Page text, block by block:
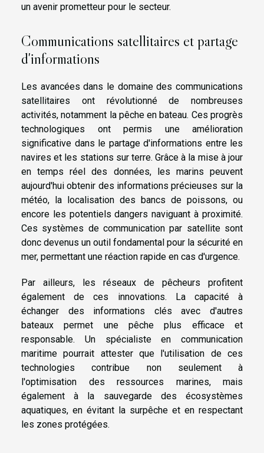
un avenir prometteur pour le secteur.
Communications satellitaires et partage
d'informations
Les avancées dans le domaine des communications
satellitaires ont révolutionné de nombreuses
activités, notamment la pêche en bateau. Ces progrès
technologiques ont permis une amélioration
significative dans le partage d'informations entre les
navires et les stations sur terre. Grâce à la mise à jour
en temps réel des données, les marins peuvent
aujourd'hui obtenir des informations précieuses sur la
météo, la localisation des bancs de poissons, ou
encore les potentiels dangers naviguant à proximité.
Ces systèmes de communication par satellite sont
donc devenus un outil fondamental pour la sécurité en
mer, permettant une réaction rapide en cas d'urgence.
Par ailleurs, les réseaux de pêcheurs profitent
également de ces innovations. La capacité à
échanger des informations clés avec d'autres
bateaux permet une pêche plus efficace et
responsable. Un spécialiste en communication
maritime pourrait attester que l'utilisation de ces
technologies contribue non seulement à
l'optimisation des ressources marines, mais
également à la sauvegarde des écosystèmes
aquatiques, en évitant la surpêche et en respectant
les zones protégées.